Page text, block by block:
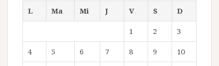
L
Ma Mi J V S D
1 2 3
4 5 6 7 8 9 10